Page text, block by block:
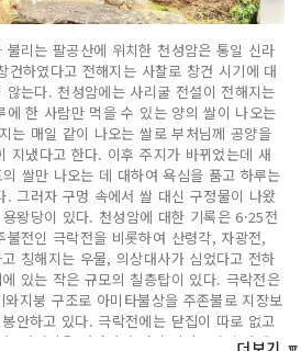
리는 팔공산에 위치한 천성암은 통일 신라
건하였다고 전해지는 사찰로 창건 시기에 대
는다. 천성암에는 사리굴 전설이 전해지는
에 한 사람만 먹을 수 있는 양의 쌀이 나오는
는 매일 같이 나오는 쌀로 부처님께 공양을
지냈다고 한다. 이후 주지가 바뀌었는데 새
쌀만 나오는 데 대하여 욕심을 품고 하루는
. 그러자 구멍 속에서 쌀 대신 구정물이 나왔
왕당이 있다. 천성암에 대한 기록은 6·25전
전인 극락전을 비롯하여 산령각, 자광전,
칭해지는 우물, 의상대사가 심었다고 전하
있는 작은 규모의 칠층탑이 있다. 극락전은
지붕 구조로 아미타불상을 주존불로 지장보
안하고 있다. 극락전에는 닫집이 따로 없고
. 산령각은 정면과 측면이 각각 1칸인 맞배